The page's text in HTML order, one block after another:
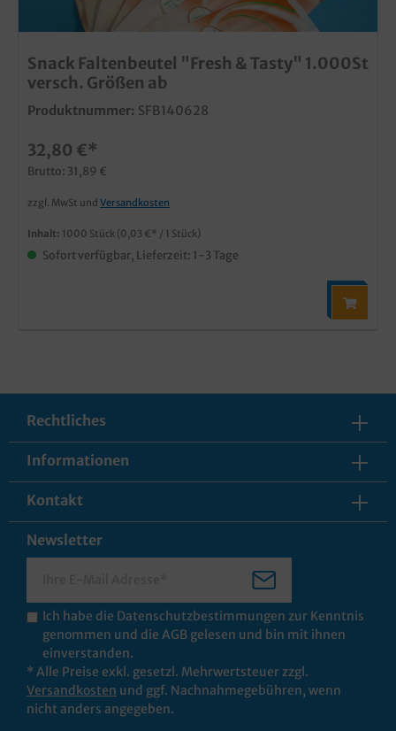
Snack Faltenbeutel "Fresh & Tasty" 1.000St
versch. Größen ab
Produktnummer: SFB140628
32,80 €*
Brutto: 31,89 €
zzgl. MwSt und Versandkosten
Inhalt: 1000 Stück (0,03 €* / 1 Stück)
Sofort verfügbar, Lieferzeit: 1-3 Tage
Rechtliches
Informationen
Kontakt
Newsletter
Ich habe die Datenschutzbestimmungen zur Kenntnis
genommen und die AGB gelesen und bin mit ihnen
einverstanden.
* Alle Preise exkl. gesetzl. Mehrwertsteuer zzgl.
Versandkosten und ggf. Nachnahmegebühren, wenn
nicht anders angegeben.